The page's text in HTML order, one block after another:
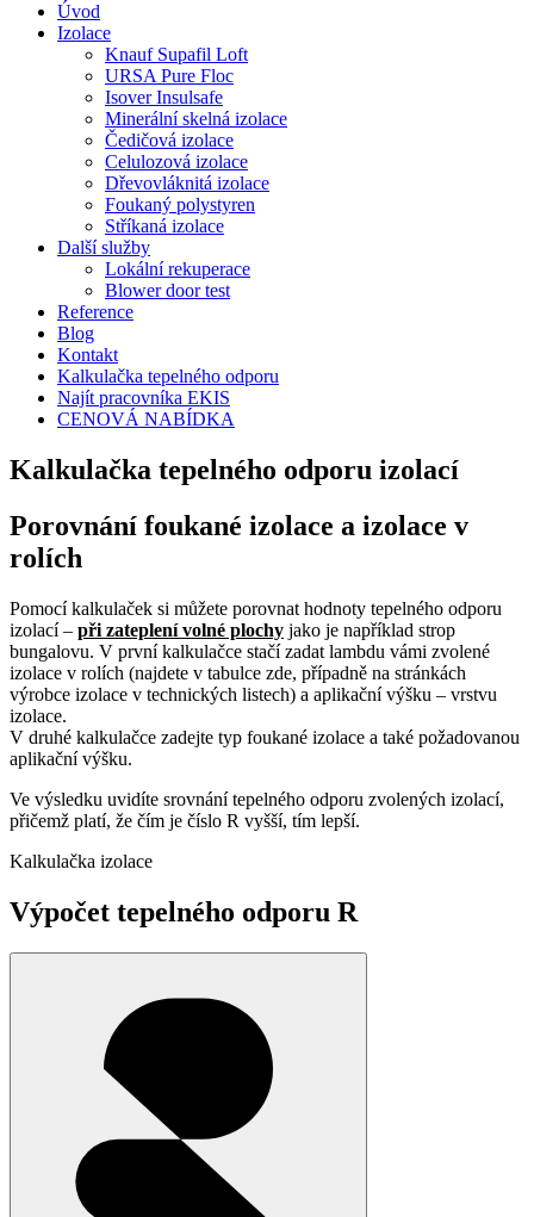
Úvod
Izolace
Knauf Supafil Loft
URSA Pure Floc
Isover Insulsafe
Minerální skelná izolace
Čedičová izolace
Celulozová izolace
Dřevovláknitá izolace
Foukaný polystyren
Stříkaná izolace
Další služby
Lokální rekuperace
Blower door test
Reference
Blog
Kontakt
Kalkulačka tepelného odporu
Najít pracovníka EKIS
CENOVÁ NABÍDKA
Kalkulačka tepelného odporu izolací
Porovnání foukané izolace a izolace v
rolích
Pomocí kalkulaček si můžete porovnat hodnoty tepelného odporu
izolací – při zateplení volné plochy jako je například strop
bungalovu. V první kalkulačce stačí zadat lambdu vámi zvolené
izolace v rolích (najdete v tabulce zde, případně na stránkách
výrobce izolace v technických listech) a aplikační výšku – vrstvu
izolace.
V druhé kalkulačce zadejte typ foukané izolace a také požadovanou
aplikační výšku.
Ve výsledku uvidíte srovnání tepelného odporu zvolených izolací,
přičemž platí, že čím je číslo R vyšší, tím lepší.
Kalkulačka izolace
Výpočet tepelného odporu R